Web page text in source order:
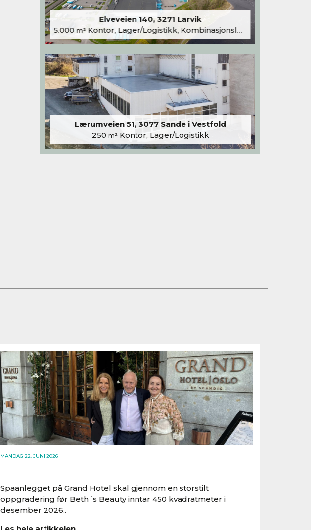
Elveveien 140, 3271 Larvik
5.000m²Kontor, Lager/Logistikk, Kombinasjonslokaler
Lærumveien 51, 3077 Sande i Vestfold
250 m²Kontor, Lager/Logistikk
MANDAG 22. JUNI 2026
Spaanlegget på Grand Hotel skal gjennom en storstilt
oppgradering før Beth´s Beauty inntar 450 kvadratmeter i
desember 2026..